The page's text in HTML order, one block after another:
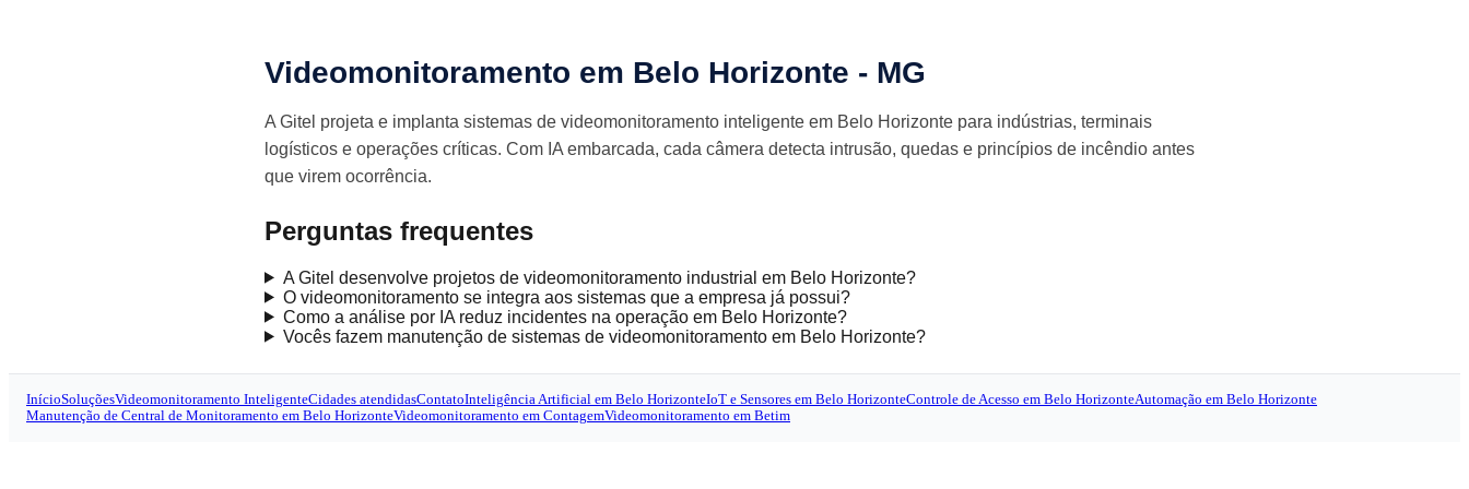
Videomonitoramento em Belo Horizonte - MG
A Gitel projeta e implanta sistemas de videomonitoramento inteligente em Belo Horizonte para indústrias, terminais
logísticos e operações críticas. Com IA embarcada, cada câmera detecta intrusão, quedas e princípios de incêndio antes
que virem ocorrência.
Perguntas frequentes
A Gitel desenvolve projetos de videomonitoramento industrial em Belo Horizonte?
O videomonitoramento se integra aos sistemas que a empresa já possui?
Como a análise por IA reduz incidentes na operação em Belo Horizonte?
Vocês fazem manutenção de sistemas de videomonitoramento em Belo Horizonte?
InícioSoluçõesVideomonitoramento InteligenteCidades atendidasContatoInteligência Artificial em Belo HorizonteIoT e Sensores em Belo HorizonteControle de Acesso em Belo HorizonteAutomação em Belo Horizonte
Manutenção de Central de Monitoramento em Belo HorizonteVideomonitoramento em ContagemVideomonitoramento em Betim